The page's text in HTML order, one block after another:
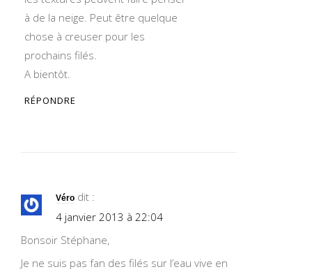
à de la neige. Peut être quelque
chose à creuser pour les
prochains filés.
A bientôt.
RÉPONDRE
Véro dit :
4 janvier 2013 à 22:04
Bonsoir Stéphane,
Je ne suis pas fan des filés sur l’eau vive en